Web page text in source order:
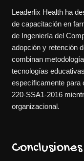
Leaderlix Health ha
de capacitación en
de Ingeniería del
adopción y retención
combinan
tecnologías
específicamente para
220-SSA1-2016
organizacional.